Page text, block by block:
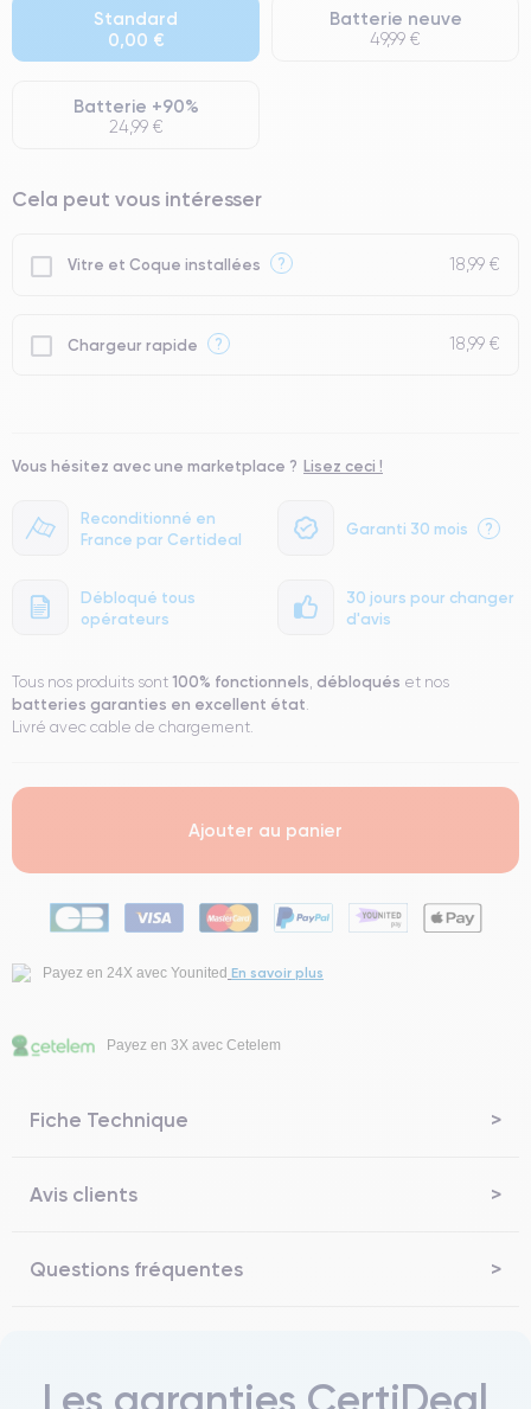
Reconditionné en
France par Certideal
Garanti 30 mois ?
Débloqué tous
opérateurs
30 jours pour changer
d'avis
● Batterie : usage intensif.
● Seuls 5% de nos téléphones ont un grade Premium.
Standard
0,00 €
Batterie neuve
49,99 €
Batterie +90%
24,99 €
Cela peut vous intéresser
Vitre et Coque installées ? 18,99 €
Chargeur rapide ? 18,99 €
Vous hésitez avec une marketplace ? Lisez ceci !
Tous nos produits sont 100% fonctionnels, débloqués et nos
batteries garanties en excellent état.
Livré avec cable de chargement.
Ajouter au panier
Payez en 24X avec Younited En savoir plus
Payez en 3X avec Cetelem
Fiche Technique
Avis clients
Questions fréquentes